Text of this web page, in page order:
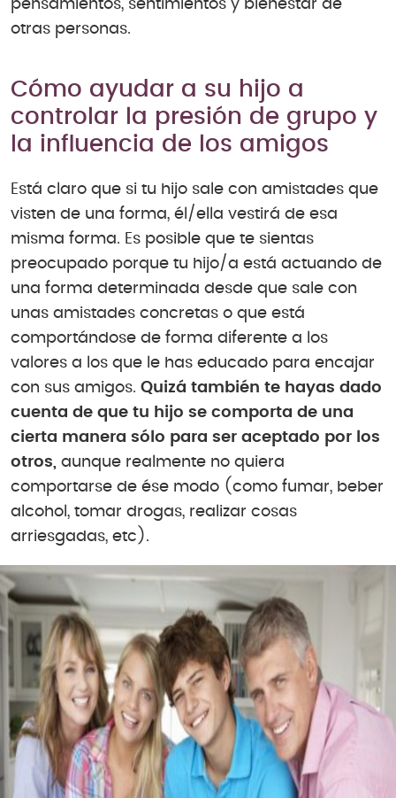
pensamientos, sentimientos y bienestar de
otras personas.
Cómo ayudar a su hijo a
controlar la presión de grupo y
la influencia de los amigos
Está claro que si tu hijo sale con amistades que
visten de una forma, él/ella vestirá de esa
misma forma. Es posible que te sientas
preocupado porque tu hijo/a está actuando de
una forma determinada desde que sale con
unas amistades concretas o que está
comportándose de forma diferente a los
valores a los que le has educado para encajar
con sus amigos. Quizá también te hayas dado
cuenta de que tu hijo se comporta de una
cierta manera sólo para ser aceptado por los
otros, aunque realmente no quiera
comportarse de ése modo (como fumar, beber
alcohol, tomar drogas, realizar cosas
arriesgadas, etc).